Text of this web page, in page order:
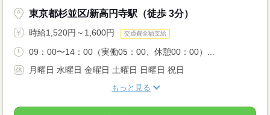
東京都杉並区/新高円寺駅（徒歩 3分）
時給1,520円～1,600円 交通費全額支給
09：00〜14：00（実働05：00、休憩00：00）...
月曜日 水曜日 金曜日 土曜日 日曜日 祝日
もっと見る